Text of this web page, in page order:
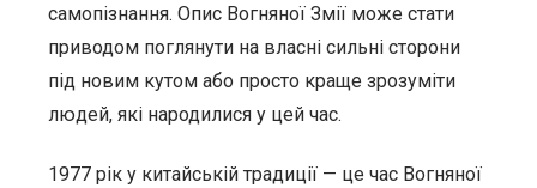
самопізнання. Опис Вогняної Змії може стати
приводом поглянути на власні сильні сторони
під новим кутом або просто краще зрозуміти
людей, які народилися у цей час.
1977 рік у китайській традиції — це час Вогняної